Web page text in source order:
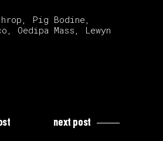
Pig Bodine,
Oedipa Mass, Lewyn
next post